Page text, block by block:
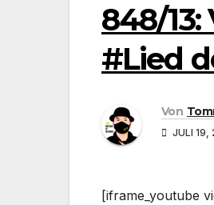
848/
#Lied
Von
JULI 19,
[iframe_youtube